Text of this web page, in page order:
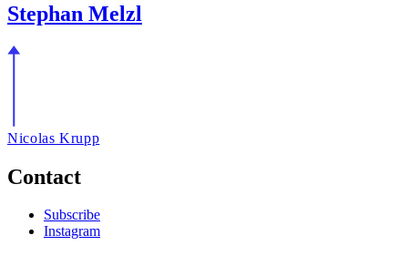
Stephan Melzl
Nicolas Krupp
Contact
Subscribe
Instagram